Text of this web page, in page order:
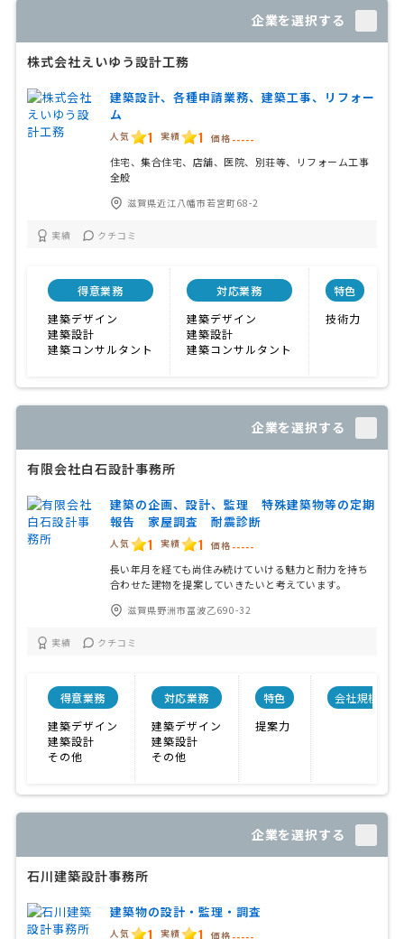
企業を選択する
株式会社えいゆう設計工務
建築設計、各種申請業務、建築工事、リフォー
ム
人気 1 実績 1 価格 -----
住宅、集合住宅、店舗、医院、別荘等、リフォーム工事
全般
滋賀県近江八幡市若宮町68-2
実績 クチコミ
得意業務
建築デザイン
建築設計
建築コンサルタント
対応業務
建築デザイン
建築設計
建築コンサルタント
特色
技術力
企業を選択する
有限会社白石設計事務所
建築の企画、設計、監理 特殊建築物等の定期
報告 家屋調査 耐震診断
人気 1 実績 1 価格 -----
長い年月を経ても尚住み続けていける魅力と耐力を持ち
合わせた建物を提案していきたいと考えています。
滋賀県野洲市冨波乙690-32
実績 クチコミ
得意業務
建築デザイン
建築設計
その他
対応業務
建築デザイン
建築設計
その他
特色
提案力
会社規模
企業を選択する
石川建築設計事務所
建築物の設計・監理・調査
人気 1 実績 1 価格